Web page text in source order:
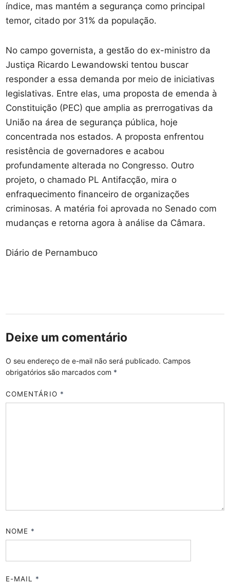
índice, mas mantém a segurança como principal
temor, citado por 31% da população.
No campo governista, a gestão do ex-ministro da
Justiça Ricardo Lewandowski tentou buscar
responder a essa demanda por meio de iniciativas
legislativas. Entre elas, uma proposta de emenda à
Constituição (PEC) que amplia as prerrogativas da
União na área de segurança pública, hoje
concentrada nos estados. A proposta enfrentou
resistência de governadores e acabou
profundamente alterada no Congresso. Outro
projeto, o chamado PL Antifacção, mira o
enfraquecimento financeiro de organizações
criminosas. A matéria foi aprovada no Senado com
mudanças e retorna agora à análise da Câmara.
Diário de Pernambuco
Deixe um comentário
O seu endereço de e-mail não será publicado. Campos
obrigatórios são marcados com *
COMENTÁRIO *
NOME *
E-MAIL *